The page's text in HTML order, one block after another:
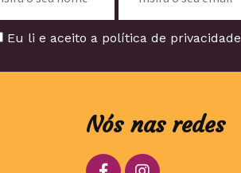
Eu li e aceito a política de privacidade
Nós nas redes